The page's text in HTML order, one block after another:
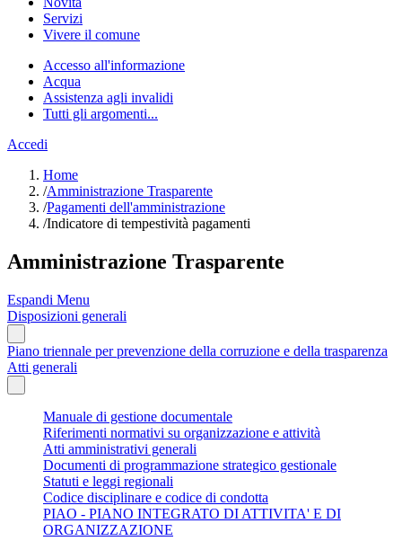
Servizi
Vivere il comune
Accesso all'informazione
Acqua
Assistenza agli invalidi
Tutti gli argomenti...
Accedi
Home
/Amministrazione Trasparente
/Pagamenti dell'amministrazione
/Indicatore di tempestività pagamenti
Amministrazione Trasparente
Espandi Menu
Disposizioni generali
Piano triennale per prevenzione della corruzione e della trasparenza
Atti generali
Manuale di gestione documentale
Riferimenti normativi su organizzazione e attività
Atti amministrativi generali
Documenti di programmazione strategico gestionale
Statuti e leggi regionali
Codice disciplinare e codice di condotta
PIAO - PIANO INTEGRATO DI ATTIVITA' E DI
ORGANIZZAZIONE